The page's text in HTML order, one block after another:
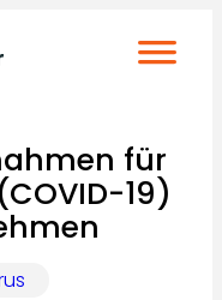
für
19)